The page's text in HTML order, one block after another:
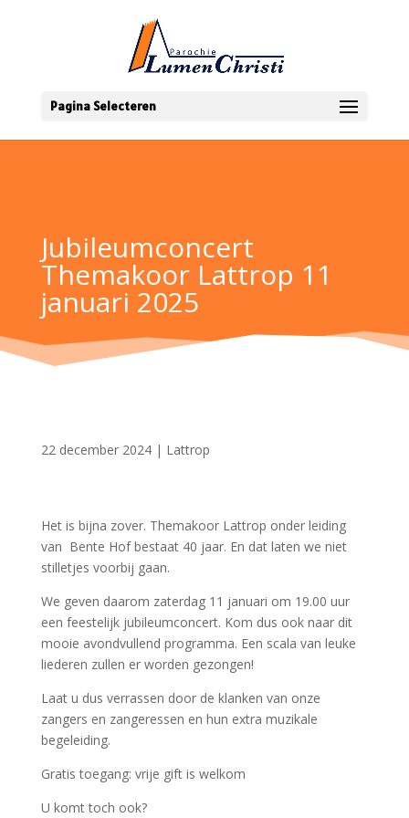
Pagina Selecteren
Jubileumconcert
Themakoor Lattrop 11
januari 2025
22 december 2024| Lattrop
Het is bijna zover. Themakoor Lattrop onder leiding
van Bente Hof bestaat 40 jaar. En dat laten we niet
stilletjes voorbij gaan.
We geven daarom zaterdag 11 januari om 19.00 uur
een feestelijk jubileumconcert. Kom dus ook naar dit
mooie avondvullend programma. Een scala van leuke
liederen zullen er worden gezongen!
Laat u dus verrassen door de klanken van onze
zangers en zangeressen en hun extra muzikale
begeleiding.
Gratis toegang: vrije gift is welkom
U komt toch ook?